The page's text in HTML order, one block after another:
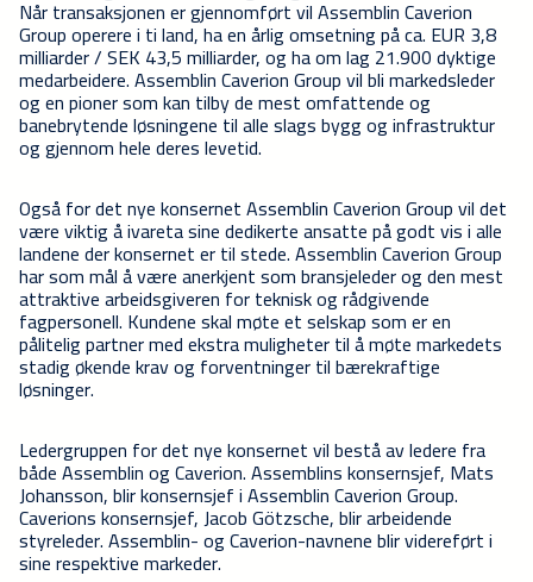
Når transaksjonen er gjennomført vil Assemblin Caverion
Group operere i ti land, ha en årlig omsetning på ca. EUR 3,8
milliarder / SEK 43,5 milliarder, og ha om lag 21.900 dyktige
medarbeidere. Assemblin Caverion Group vil bli markedsleder
og en pioner som kan tilby de mest omfattende og
banebrytende løsningene til alle slags bygg og infrastruktur
og gjennom hele deres levetid.
Også for det nye konsernet Assemblin Caverion Group vil det
være viktig å ivareta sine dedikerte ansatte på godt vis i alle
landene der konsernet er til stede. Assemblin Caverion Group
har som mål å være anerkjent som bransjeleder og den mest
attraktive arbeidsgiveren for teknisk og rådgivende
fagpersonell. Kundene skal møte et selskap som er en
pålitelig partner med ekstra muligheter til å møte markedets
stadig økende krav og forventninger til bærekraftige
løsninger.
Ledergruppen for det nye konsernet vil bestå av ledere fra
både Assemblin og Caverion. Assemblins konsernsjef, Mats
Johansson, blir konsernsjef i Assemblin Caverion Group.
Caverions konsernsjef, Jacob Götzsche, blir arbeidende
styreleder. Assemblin- og Caverion-navnene blir videreført i
sine respektive markeder.